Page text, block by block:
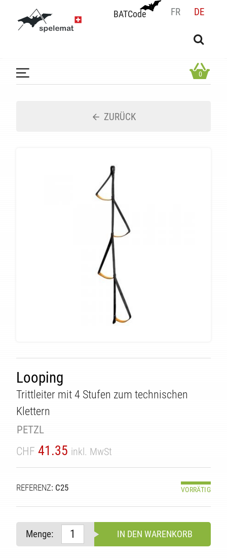
BATCode FR DE
BATCode
OK
0
ZURÜCK
Looping
Trittleiter mit 4 Stufen zum technischen
Klettern
PETZL
CHF 41.35 inkl. MwSt
REFERENZ: C25 VORRÄTIG
Menge: IN DEN WARENKORB